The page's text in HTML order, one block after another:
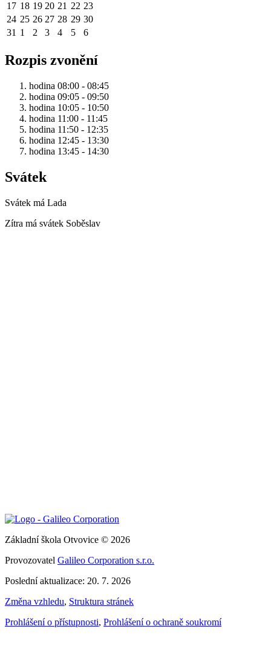
17 18 19 20 21 22 23
24 25 26 27 28 29 30
31 1 2 3 4 5 6
Rozpis zvonění
hodina 08:00 - 08:45
hodina 09:05 - 09:50
hodina 10:05 - 10:50
hodina 11:00 - 11:45
hodina 11:50 - 12:35
hodina 12:45 - 13:30
hodina 13:45 - 14:30
Svátek
Svátek má Lada
Zítra má svátek Soběslav
Základní škola Otvovice © 2026
Provozovatel Galileo Corporation s.r.o.
Poslední aktualizace: 20. 7. 2026
Změna vzhledu, Struktura stránek
Prohlášení o přístupnosti, Prohlášení o ochraně soukromí